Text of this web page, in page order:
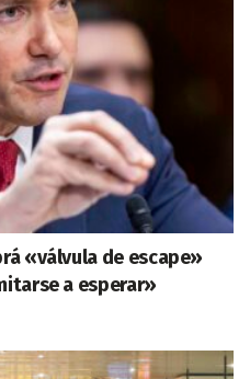
«válvula de escape»
a esperar»